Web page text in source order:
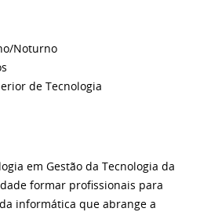
Noturno
de Tecnologia
em Gestão da Tecnologia da
formar profissionais para
informática que abrange a